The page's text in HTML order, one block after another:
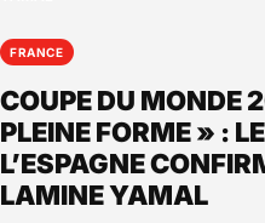
FRANCE
COUPE DU MONDE
PLEINE FORME » :
L’ESPAGNE
LAMINE YAMAL